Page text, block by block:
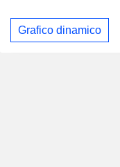
Grafico dinamico